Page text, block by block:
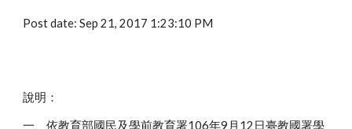
Post date: Sep 21, 2017 1:23:10 PM
說明：
一、依教育部國民及學前教育署106年9月12日臺教國署學